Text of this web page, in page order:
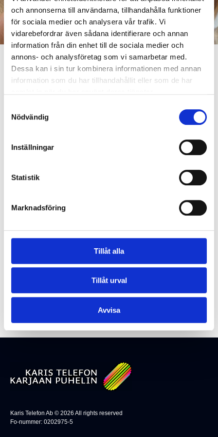
och annonserna till användarna, tillhandahålla funktioner
för sociala medier och analysera vår trafik. Vi
vidarebefordrar även sådana identifierare och annan
information från din enhet till de sociala medier och
annons- och analysföretag som vi samarbetar med.
Dessa kan i sin tur kombinera informationen med annan
information som du har tillhandahållit eller som de har
Nödvändig
Inställningar
Statistik
Marknadsföring
Tillåt alla
Tillåt urval
Avvisa
automatiskt baskanalerna. Koppla bara din kabel-tv (DVB-C)
television till lägenhetens antennuttag och gör vid behov en
BASKANALER
ta del av våra kanaler. Din disponent eller styrelsens ordförande
kan kontakta oss om en offert.
BEGÄR OFFERT
Karis Telefon Ab ©2026 All rights reserved
Fo-nummer: 0202975-5